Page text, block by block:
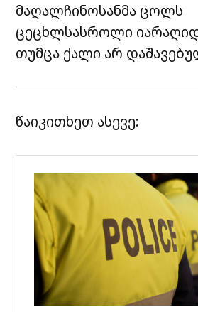
მაღალჩინოსანმა ცოლს
ცეცხლსასროლი
თუმცა ქალი არ
წაიკითხეთ ასევე: